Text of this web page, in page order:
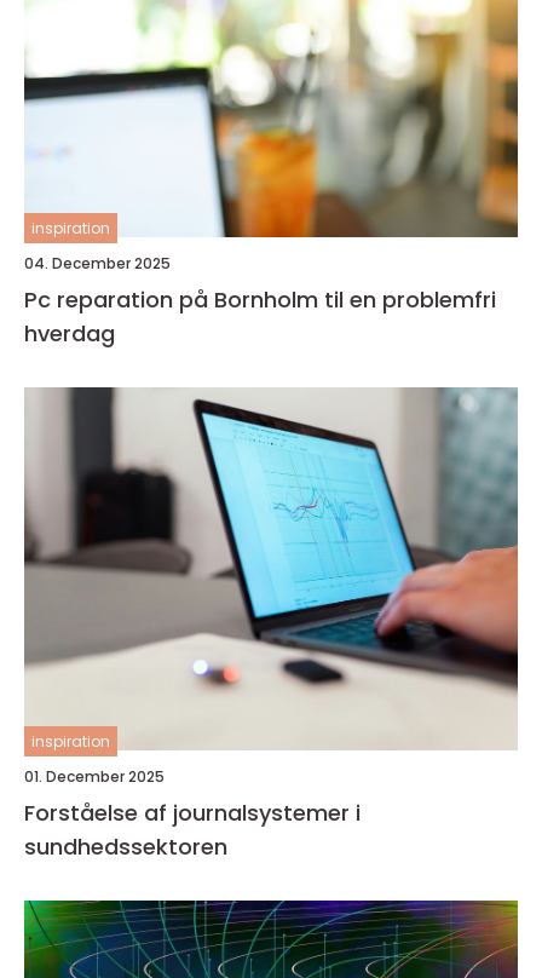
inspiration
04. December 2025
Pc reparation på Bornholm til en problemfri
hverdag
inspiration
01. December 2025
Forståelse af journalsystemer i
sundhedssektoren